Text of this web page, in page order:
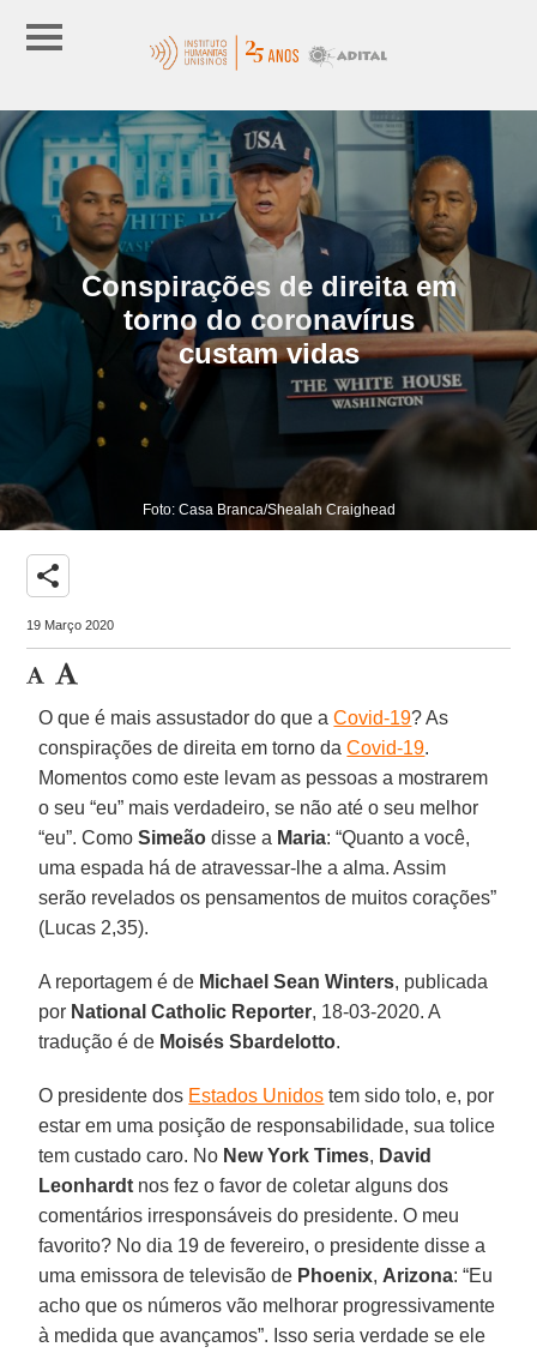
Conspirações de direita em
torno do coronavírus
custam vidas
Foto: Casa Branca/Shealah Craighead
share
19 Março 2020
O que é mais assustador do que aCovid-19? As
conspirações de direita em torno daCovid-19.
Momentos como este levam as pessoas a mostrarem
o seu “eu” mais verdadeiro, se não até o seu melhor
“eu”. ComoSimeão disse a Maria: “Quanto a você,
uma espada há de atravessar-lhe a alma. Assim
serão revelados os pensamentos de muitos corações”
(Lucas 2,35).
A reportagem é de Michael Sean Winters, publicada
por National Catholic Reporter, 18-03-2020. A
tradução é de Moisés Sbardelotto.
O presidente dos Estados Unidos tem sido tolo, e, por
estar em uma posição de responsabilidade, sua tolice
tem custado caro. No New York Times, David
Leonhardt nos fez o favor de coletar alguns dos
comentários irresponsáveis do presidente. O meu
favorito? No dia 19 de fevereiro, o presidente disse a
uma emissora de televisão de Phoenix, Arizona: “Eu
acho que os números vão melhorar progressivamente
à medida que avançamos”. Isso seria verdade se ele